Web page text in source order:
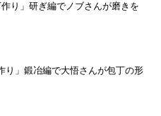
り」研ぎ編でノブさんが磨きを
り」鍛冶編で大悟さんが包丁の形